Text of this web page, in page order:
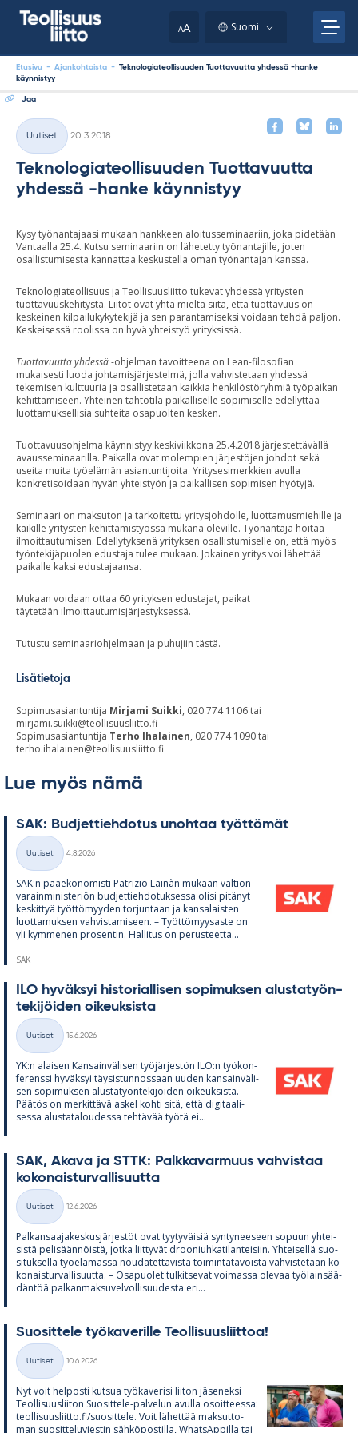
AA Suomi
Etusivu - Ajankohtaista - Teknologiateollisuuden Tuottavuutta yhdessä -hanke
käynnistyy
Jaa
Kategoriat
Uutiset
20.3.2018
Teknologiateollisuuden Tuottavuutta
yhdessä -hanke käynnistyy
Kysy työnantajaasi mukaan hankkeen aloitusseminaariin, joka pidetään
Vantaalla 25.4. Kutsu seminaariin on lähetetty työnantajille, joten
osallistumisesta kannattaa keskustella oman työnantajan kanssa.
Teknologiateollisuus ja Teollisuusliitto tukevat yhdessä yritysten
tuottavuuskehitystä. Liitot ovat yhtä mieltä siitä, että tuottavuus on
keskeinen kilpailukykytekijä ja sen parantamiseksi voidaan tehdä paljon.
Keskeisessä roolissa on hyvä yhteistyö yrityksissä.
Tuottavuutta yhdessä-ohjelman tavoitteena on Lean-filosofian
mukaisesti luoda johtamisjärjestelmä, jolla vahvistetaan yhdessä
tekemisen kulttuuria ja osallistetaan kaikkia henkilöstöryhmiä työpaikan
kehittämiseen. Yhteinen tahtotila paikalliselle sopimiselle edellyttää
luottamuksellisia suhteita osapuolten kesken.
Tuottavuusohjelma käynnistyy keskiviikkona 25.4.2018 järjestettävällä
avausseminaarilla. Paikalla ovat molempien järjestöjen johdot sekä
useita muita työelämän asiantuntijoita. Yritysesimerkkien avulla
konkretisoidaan hyvän yhteistyön ja paikallisen sopimisen hyötyjä.
Seminaari on maksuton ja tarkoitettu yritysjohdolle, luottamusmiehille ja
kaikille yritysten kehittämistyössä mukana oleville. Työnantaja hoitaa
ilmoittautumisen. Edellytyksenä yrityksen osallistumiselle on, että myös
työntekijäpuolen edustaja tulee mukaan. Jokainen yritys voi lähettää
paikalle kaksi edustajaansa.
Mukaan voidaan ottaa 60 yrityksen edustajat, paikat
täytetään ilmoittautumisjärjestyksessä.
Tutustu seminaariohjelmaan ja puhujiin tästä.
Lisätietoja
Sopimusasiantuntija Mirjami Suikki, 020 774 1106 tai
mirjami.suikki@teollisuusliitto.fi
Sopimusasiantuntija Terho Ihalainen, 020 774 1090 tai
terho.ihalainen@teollisuusliitto.fi
Lue myös nämä
SAK: Bud­jet­tieh­do­tus unoh­taa työt­tö­mät
Kategoriat
Uutiset
4.8.2026
SAK:n pää­e­ko­no­misti Pat­rizio Lainàn mu­kaan val­tion­
va­rain­mi­nis­te­riön bud­jet­tieh­do­tuk­sessa olisi pi­tä­nyt
kes­kit­tyä työt­tö­myy­den tor­jun­taan ja kan­sa­lais­ten
luot­ta­muk­sen vah­vis­ta­mi­seen. – Työt­tö­myy­saste on
yli kym­me­nen pro­sen­tin. Hal­li­tus on pe­rus­teetta...
SAK
ILO hy­väk­syi his­to­rial­li­sen so­pi­muk­sen alus­ta­työn­
te­ki­jöi­den oi­keuk­sista
Kategoriat
Uutiset
15.6.2026
YK:n alai­sen Kan­sain­vä­li­sen työ­jär­jes­tön ILO:n työ­kon­
fe­renssi hy­väk­syi täy­sis­tun­nos­saan uu­den kan­sain­vä­li­
sen so­pi­muk­sen alus­ta­työn­te­ki­jöi­den oi­keuk­sista.
Pää­tös on mer­kit­tävä as­kel kohti sitä, että di­gi­taa­li­
sessa alus­ta­ta­lou­dessa teh­tä­vää työtä ei...
SAK, Akava ja STTK: Palk­ka­var­muus vah­vis­taa
ko­ko­nais­tur­val­li­suutta
Kategoriat
Uutiset
12.6.2026
Pal­kan­saa­ja­kes­kus­jär­jes­töt ovat tyy­ty­väi­siä syn­ty­nee­seen so­puun yh­tei­
sistä pe­li­sään­nöistä, jotka liit­ty­vät droo­niuh­ka­ti­lan­tei­siin. Yh­tei­sellä suo­
si­tuk­sella työ­elä­mässä nou­da­tet­ta­vista toi­min­ta­ta­voista vah­vis­te­taan ko­
ko­nais­tur­val­li­suutta. – Os­a­puo­let tul­kit­se­vat voi­massa ole­vaa työ­lain­sää­
dän­töä pal­kan­mak­su­vel­vol­li­suu­desta eri...
Suo­sit­tele työ­ka­ve­rille Teol­li­suus­liit­toa!
Kategoriat
Uutiset
10.6.2026
Nyt voit hel­posti kut­sua työ­ka­ve­risi lii­ton jä­se­neksi
Teol­li­suus­lii­ton Suo­sit­tele-pal­ve­lun avulla osoit­teessa:
teol­li­suus­liitto.fi/suo­sit­tele. Voit lä­het­tää mak­sut­to­
man suo­sit­te­lu­vies­tin säh­kö­pos­tilla, What­sAp­pilla tai
clipboard.)